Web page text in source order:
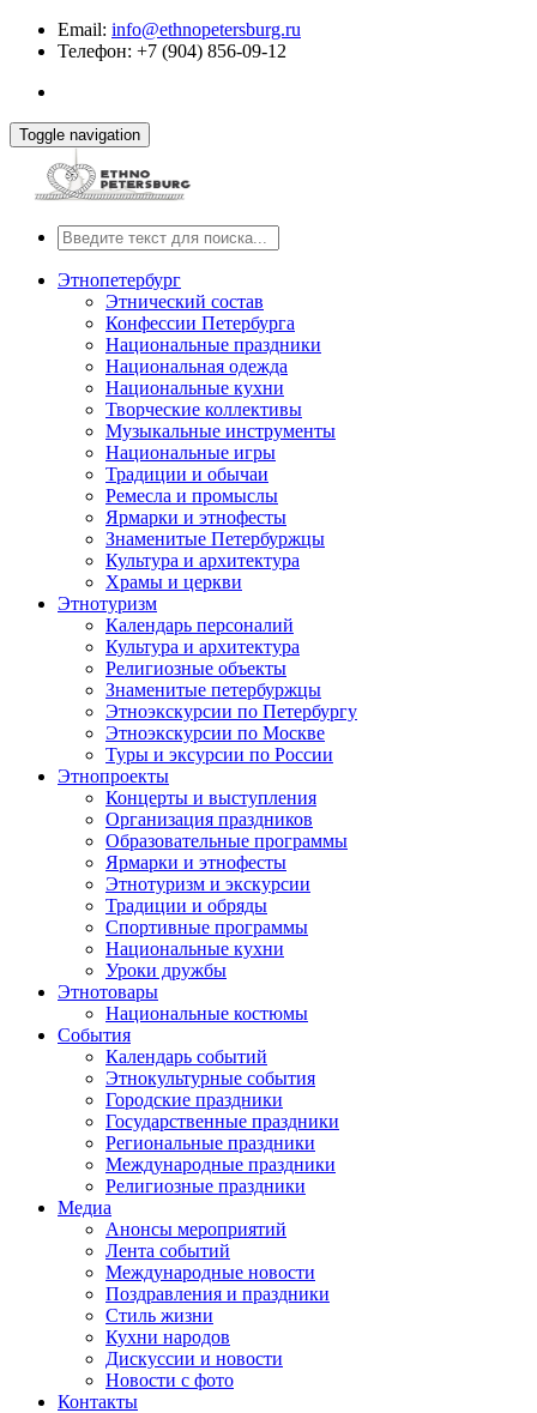
Email: info@ethnopetersburg.ru
Телефон: +7 (904) 856-09-12
Toggle navigation
Этнопетербург
Этнический состав
Конфессии Петербурга
Национальные праздники
Национальная одежда
Национальные кухни
Творческие коллективы
Музыкальные инструменты
Национальные игры
Традиции и обычаи
Ремесла и промыслы
Ярмарки и этнофесты
Знаменитые Петербуржцы
Культура и архитектура
Храмы и церкви
Этнотуризм
Календарь персоналий
Культура и архитектура
Религиозные объекты
Знаменитые петербуржцы
Этноэкскурсии по Петербургу
Этноэкскурсии по Москве
Туры и эксурсии по России
Этнопроекты
Концерты и выступления
Организация праздников
Образовательные программы
Ярмарки и этнофесты
Этнотуризм и экскурсии
Традиции и обряды
Спортивные программы
Национальные кухни
Уроки дружбы
Этнотовары
Национальные костюмы
События
Календарь событий
Этнокультурные события
Городские праздники
Государственные праздники
Региональные праздники
Международные праздники
Религиозные праздники
Медиа
Анонсы мероприятий
Лента событий
Международные новости
Поздравления и праздники
Cтиль жизни
Кухни народов
Дискуссии и новости
Новости с фото
Контакты